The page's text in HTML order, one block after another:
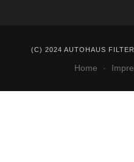
(C) 2024 AUTOHAUS
Home